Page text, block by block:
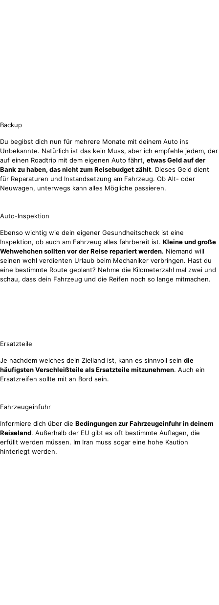
Backup
Du begibst dich nun für mehrere Monate mit deinem Auto ins
Unbekannte. Natürlich ist das kein Muss, aber ich empfehle jedem, der
auf einen Roadtrip mit dem eigenen Auto fährt, etwas Geld auf der
Bank zu haben, das nicht zum Reisebudget zählt. Dieses Geld dient
für Reparaturen und Instandsetzung am Fahrzeug. Ob Alt- oder
Neuwagen, unterwegs kann alles Mögliche passieren.
Auto-Inspektion
Ebenso wichtig wie dein eigener Gesundheitscheck ist eine
Inspektion, ob auch am Fahrzeug alles fahrbereit ist. Kleine und große
Wehwehchen sollten vor der Reise repariert werden. Niemand will
seinen wohl verdienten Urlaub beim Mechaniker verbringen. Hast du
eine bestimmte Route geplant? Nehme die Kilometerzahl mal zwei und
schau, dass dein Fahrzeug und die Reifen noch so lange mitmachen.
Ersatzteile
Je nachdem welches dein Zielland ist, kann es sinnvoll sein die
häufigsten Verschleißteile als Ersatzteile mitzunehmen. Auch ein
Ersatzreifen sollte mit an Bord sein.
Fahrzeugeinfuhr
Informiere dich über die Bedingungen zur Fahrzeugeinfuhr in deinem
Reiseland. Außerhalb der EU gibt es oft bestimmte Auflagen, die
erfüllt werden müssen. Im Iran muss sogar eine hohe Kaution
hinterlegt werden.